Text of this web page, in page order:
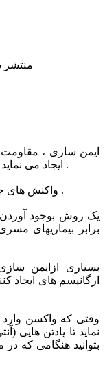
منتشر شده
ایمن سازی ،
ایجاد می نماید و در طول دوران کودکی برنامه ریز می گردد .
واکنش های جدی در برابر ایمن سازی بسیار نادر می باشند .
یک روش بوجود
برابر بیماریهای
بسیاری ازایمن
ارگانیسم های ایجاد
وقتی که واکسن
نماید تا پادتن هایی
بتوانید هنگامی که